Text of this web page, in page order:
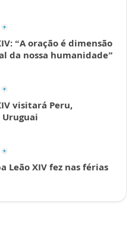
“A oração é dimensão
da nossa humanidade”
visitará Peru,
Leão XIV fez nas férias